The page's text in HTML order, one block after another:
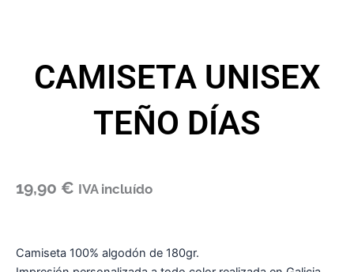
CAMISETA UNISEX
TEÑO DÍAS
19,90 € IVA incluído
Camiseta 100% algodón de 180gr.